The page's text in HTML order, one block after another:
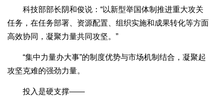
科技部部长阴和俊说：“以新型举国体制推进重大攻关
任务，在任务部署、资源配置、组织实施和成果转化等方面
高效协同，凝聚力量共同攻坚。”
“集中力量办大事”的制度优势与市场机制结合，凝聚起
攻坚克难的强劲力量。
投入是硬支撑——